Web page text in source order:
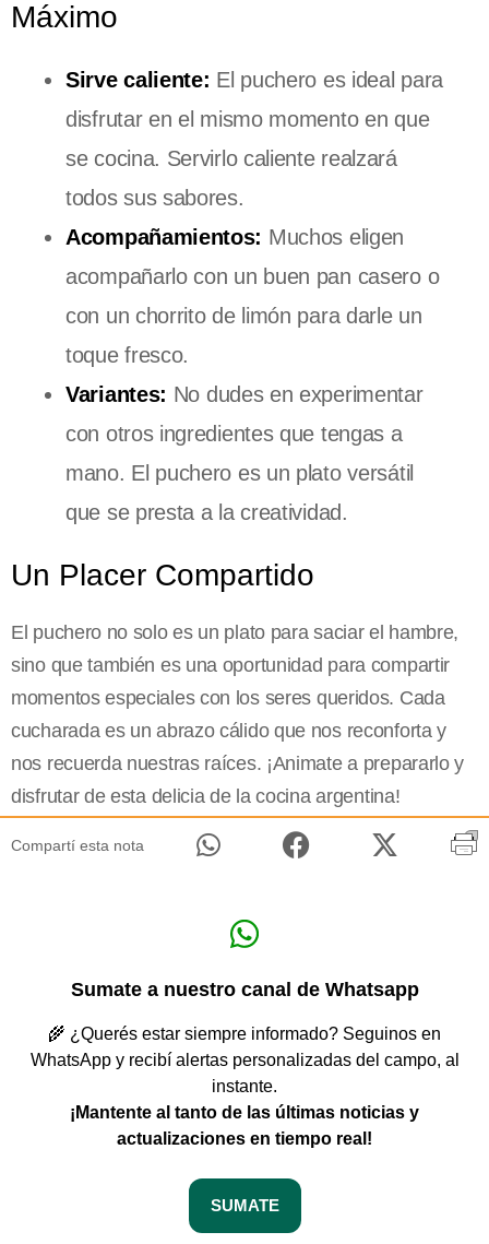
Máximo
Sirve caliente: El puchero es ideal para
disfrutar en el mismo momento en que
se cocina. Servirlo caliente realzará
todos sus sabores.
Acompañamientos: Muchos eligen
acompañarlo con un buen pan casero o
con un chorrito de limón para darle un
toque fresco.
Variantes: No dudes en experimentar
con otros ingredientes que tengas a
mano. El puchero es un plato versátil
que se presta a la creatividad.
Un Placer Compartido
El puchero no solo es un plato para saciar el hambre,
sino que también es una oportunidad para compartir
momentos especiales con los seres queridos. Cada
cucharada es un abrazo cálido que nos reconforta y
nos recuerda nuestras raíces. ¡Animate a prepararlo y
disfrutar de esta delicia de la cocina argentina!
Compartí esta nota
Sumate a nuestro canal de Whatsapp
🌾 ¿Querés estar siempre informado? Seguinos en
WhatsApp y recibí alertas personalizadas del campo, al
instante.
¡Mantente al tanto de las últimas noticias y
actualizaciones en tiempo real!
SUMATE